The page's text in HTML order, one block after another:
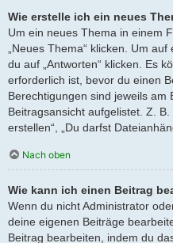
Wie erstelle ich ein neues
Um ein neues Thema in einem
„Neues Thema“ klicken. Um
du auf „Antworten“ klicken. Es
erforderlich ist, bevor du einen
Berechtigungen sind jeweils am
Beitragsansicht aufgelistet. Z.
erstellen“, „Du darfst
Nach oben
Wie kann ich einen Beitrag
Wenn du nicht Administrator
deine eigenen Beiträge
Beitrag bearbeiten, indem du